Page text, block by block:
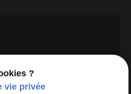
API est désactivé.
?
vie privée